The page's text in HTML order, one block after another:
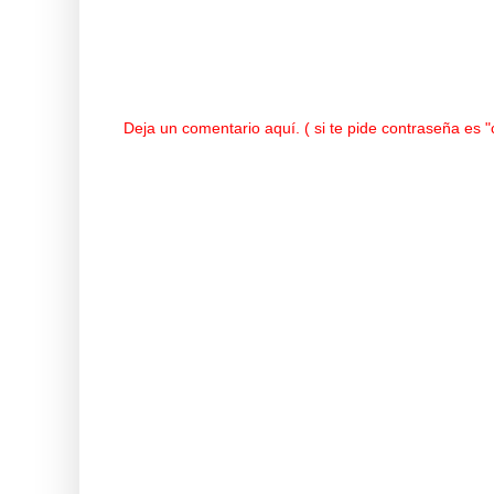
Deja un comentario aquí. ( si te pide contraseña es